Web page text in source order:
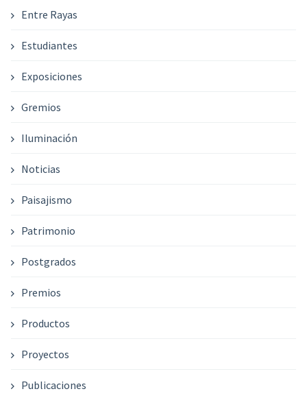
Entre Rayas
Estudiantes
Exposiciones
Gremios
Iluminación
Noticias
Paisajismo
Patrimonio
Postgrados
Premios
Productos
Proyectos
Publicaciones